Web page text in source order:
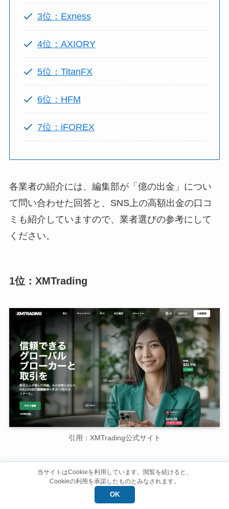
3位：Exness
4位：AXIORY
5位：TitanFX
6位：HFM
7位：iFOREX
各業者の紹介には、編集部が「億の出金」につい
て問い合わせた回答と、SNS上の高額出金の口コ
ミも紹介していますので、業者選びの参考にして
ください。
1位：XMTrading
引用：XMTrading公式サイト
設立年 2009年
当サイトはCookieを利用しています。閲覧を続けると、
Cookieの利用を承諾したものとみなされます。
OK